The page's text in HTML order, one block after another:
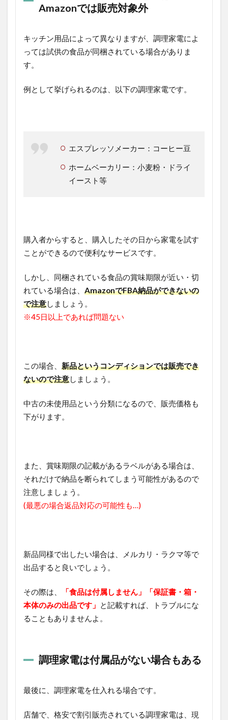
Amazonでは販売対象外
キッチン用品によって異なりますが、調理家電によ
っては試供の食品が同梱されている場合がありま
す。
例として挙げられるのは、以下の調理家電です。
エスプレッソメーカー：コーヒー豆
ホームベーカリー：小麦粉・ドライ
イースト等
購入者からすると、購入したその日から家電を試す
ことができるので便利なサービスです。
しかし、同梱されている食品の賞味期限が近い・切
れている場合は、 AmazonでFBA納品ができないの
で注意しましょう。
※45日以上であれば問題ない
この場合、 新品というコンディションでは販売でき
ないので注意しましょう。
中古の未使用品という分類になるので、販売価格も
下がります。
また、賞味期限の記載があるラベルがある場合は、
それだけで納品を断られてしまう可能性があるので
注意しましょう。
(最悪の場合返品対応の可能性も…)
新品同様で出したい場合は、メルカリ・ラクマ等で
出品すると良いでしょう。
その際は、
「食品は付属しません」「保証書・箱・
本体のみの出品です」 と記載すれば、トラブルにな
ることもありませんよ。
調理家電は付属品がない場合もある
最後に、調理家電を仕入れる場合です。
店舗で、格安で割引販売されている調理家電は、現